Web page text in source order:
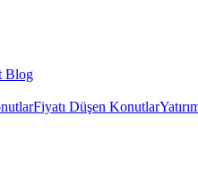
Blog
Fiyatı Düşen Konutlar